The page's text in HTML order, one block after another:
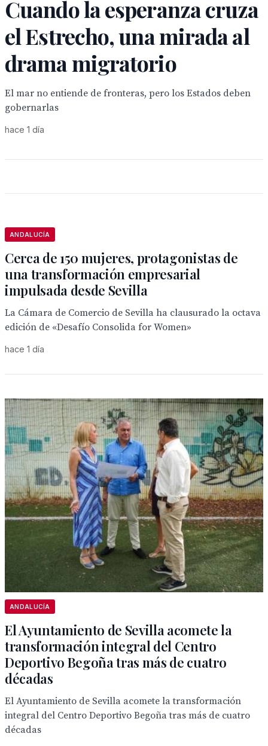
Cuando la esperanza cruza
el Estrecho, una mirada al
drama migratorio
El mar no entiende de fronteras, pero los Estados deben
gobernarlas
hace 1 día
ANDALUCÍA
Cerca de 150 mujeres, protagonistas de
una transformación empresarial
impulsada desde Sevilla
La Cámara de Comercio de Sevilla ha clausurado la octava
edición de «Desafío Consolida for Women»
hace 1 día
ANDALUCÍA
El Ayuntamiento de Sevilla acomete la
transformación integral del Centro
Deportivo Begoña tras más de cuatro
décadas
El Ayuntamiento de Sevilla acomete la transformación
integral del Centro Deportivo Begoña tras más de cuatro
décadas